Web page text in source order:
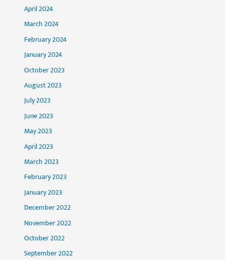
April 2024
March 2024
February 2024
January 2024
October 2023
August 2023
July 2023
June 2023
May 2023
April 2023
March 2023
February 2023
January 2023
December 2022
November 2022
October 2022
September 2022